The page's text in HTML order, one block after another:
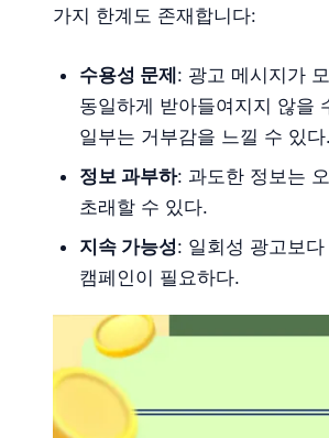
가지 한계도 존재합니다:
수용성 문제 : 광고 메시지가
동일하게 받아들여지지 않을
일부는 거부감을 느낄 수 있다.
정보 과부하: 과도한 정보는
초래할 수 있다.
지속 가능성: 일회성 광고보다
캠페인이 필요하다.